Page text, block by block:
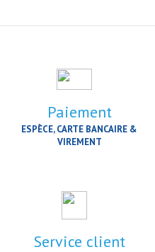
Paiement
ESPÈCE, CARTE BANCAIRE &
VIREMENT
Service client